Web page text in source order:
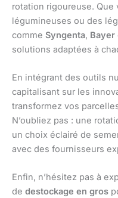
rotation rigoureuse.
légumineuses ou des
comme Syngenta, Bayer
solutions adaptées à
En intégrant des outils
capitalisant sur les
transformez vos
N’oubliez pas : une
un choix éclairé de
avec des fournisseurs
Enfin, n’hésitez pas à
de destockage en gros